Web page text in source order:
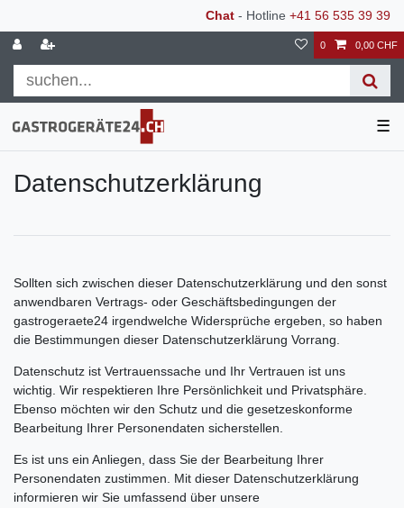
Chat - Hotline +41 56 535 39 39
0 0,00 CHF
☰
Daten­schutz­erklärung
Sollten sich zwischen dieser Datenschutzerklärung und den sonst
anwendbaren Vertrags- oder Geschäftsbedingungen der
gastrogeraete24 irgendwelche Widersprüche ergeben, so haben
die Bestimmungen dieser Datenschutzerklärung Vorrang.
Datenschutz ist Vertrauenssache und Ihr Vertrauen ist uns
wichtig. Wir respektieren Ihre Persönlichkeit und Privatsphäre.
Ebenso möchten wir den Schutz und die gesetzeskonforme
Bearbeitung Ihrer Personendaten sicherstellen.
Es ist uns ein Anliegen, dass Sie der Bearbeitung Ihrer
Personendaten zustimmen. Mit dieser Datenschutzerklärung
informieren wir Sie umfassend über unsere